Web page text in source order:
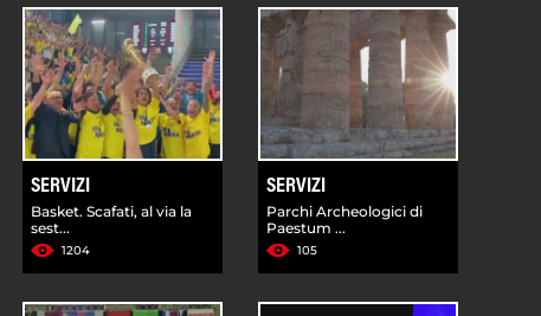
SERVIZI
Basket. Scafati, al via la
sest...
1204
SERVIZI
Parchi Archeologici di
Paestum ...
105